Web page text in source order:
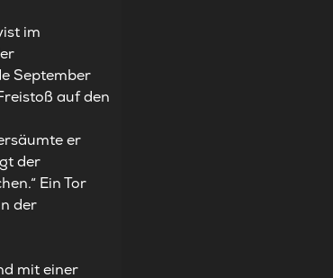
im
September
auf den
er
der
Ein Tor
der
mit einer